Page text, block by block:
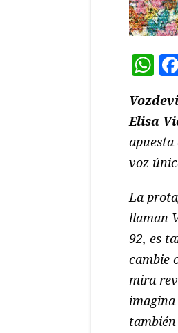
Elisa
apuesta
voz
La
llaman
92, es
cambie
mira